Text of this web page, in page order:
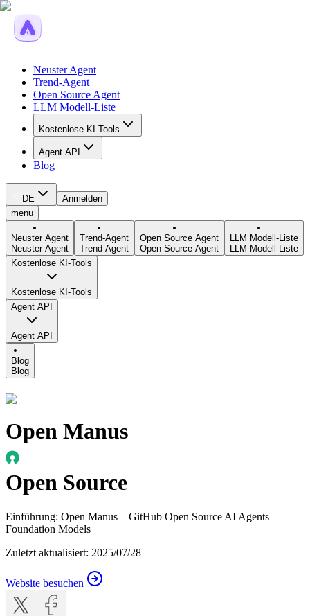
Neuster Agent
Trend-Agent
Open Source Agent
LLM Modell-Liste
Kostenlose KI-Tools
Agent API
Blog
DE
Anmelden
menu
Neuster Agent
Neuster Agent
Trend-Agent
Trend-Agent
Open Source Agent
Open Source Agent
LLM Modell-Liste
LLM Modell-Liste
Kostenlose KI-Tools
Kostenlose KI-Tools
Agent API
Agent API
Blog
Blog
Open Manus
Open Source
Einführung: Open Manus – GitHub Open Source AI Agents
Foundation Models
Zuletzt aktualisiert: 2025/07/28
Website besuchen